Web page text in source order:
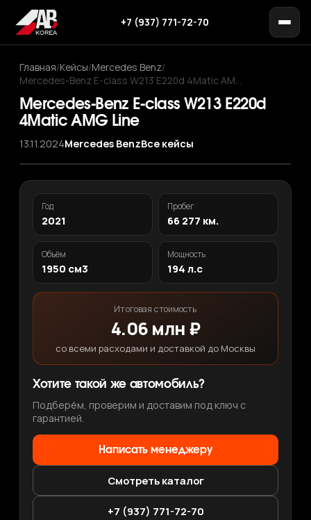
+7 (937) 771-72-70
Главная/Кейсы/Mercedes Benz/
Mercedes-Benz E-class W213 E220d 4Matic AM…
Mercedes-Benz E-class W213 E220d
4Matic AMG Line
13.11.2024Mercedes BenzВсе кейсы
‹
›
1/ 12
Год
2021
Пробег
66 277 км.
Объём
1950 см3
Мощность
194 л.с
Итоговая стоимость
4.06 млн ₽
со всеми расходами и доставкой до Москвы
Хотите такой же автомобиль?
Подберём, проверим и доставим под ключ с
гарантией.
Написать менеджеру
Смотреть каталог
+7 (937) 771-72-70